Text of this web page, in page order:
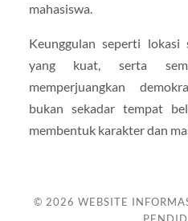
mahasiswa.
Keunggulan seperti lokasi
yang kuat, serta
memperjuangkan
bukan sekadar tempat
membentuk karakter dan
© 2026 WEBSITE